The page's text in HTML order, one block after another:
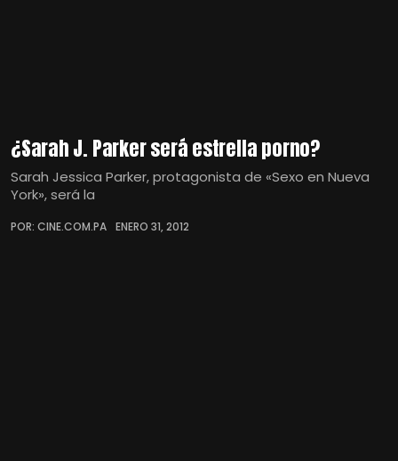
¿Sarah J. Parker será estrella porno?
Sarah Jessica Parker, protagonista de «Sexo en Nueva
York», será la
POR: CINE.COM.PA ENERO 31, 2012